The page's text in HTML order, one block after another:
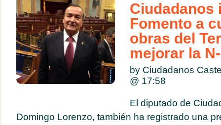
Ciudadanos
Fomento a
obras del
mejorar la
by Ciudadanos
@ 17:58
El diputado de
Domingo Lorenzo, también ha registrado una